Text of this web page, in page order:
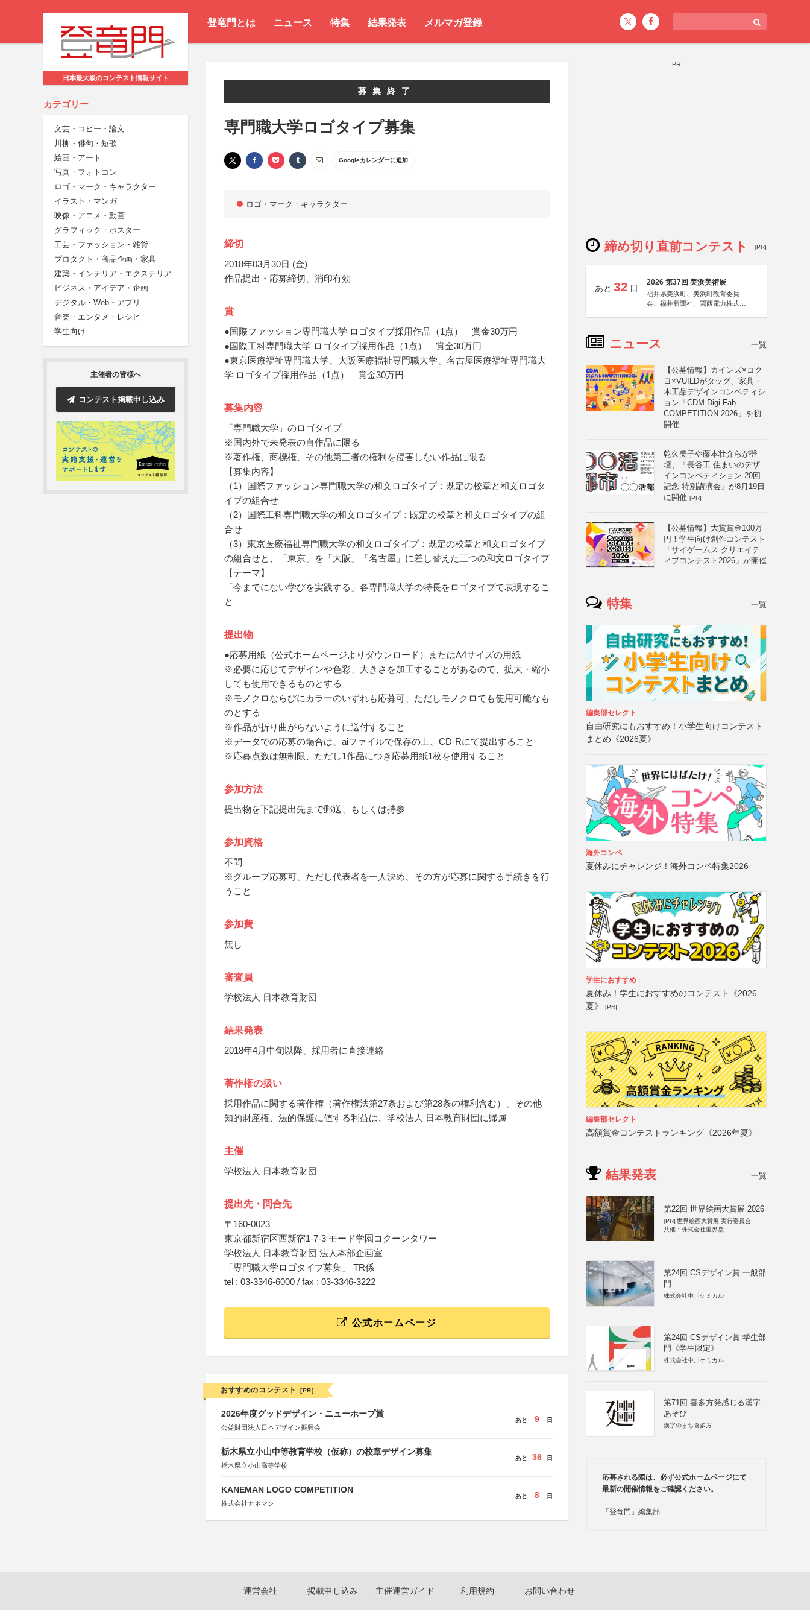
登竜門とは ニュース 特集 結果発表 メルマガ登録
日本最大級のコンテスト情報サイト
カテゴリー
文芸・コピー・論文
川柳・俳句・短歌
絵画・アート
写真・フォトコン
ロゴ・マーク・キャラクター
イラスト・マンガ
映像・アニメ・動画
グラフィック・ポスター
工芸・ファッション・雑貨
プロダクト・商品企画・家具
建築・インテリア・エクステリア
ビジネス・アイデア・企画
デジタル・Web・アプリ
音楽・エンタメ・レシピ
学生向け
主催者の皆様へ
コンテスト掲載申し込み
募集終了
専門職大学ロゴタイプ募集
Googleカレンダーに追加
ロゴ・マーク・キャラクター
締切
2018年03月30日 (金)
作品提出・応募締切、消印有効
賞
●国際ファッション専門職大学 ロゴタイプ採用作品（1点） 賞金30万円
●国際工科専門職大学 ロゴタイプ採用作品（1点） 賞金30万円
●東京医療福祉専門職大学、大阪医療福祉専門職大学、名古屋医療福祉専門職大
学 ロゴタイプ採用作品（1点） 賞金30万円
募集内容
「専門職大学」のロゴタイプ
※国内外で未発表の自作品に限る
※著作権、商標権、その他第三者の権利を侵害しない作品に限る
【募集内容】
（1）国際ファッション専門職大学の和文ロゴタイプ：既定の校章と和文ロゴタ
イプの組合せ
（2）国際工科専門職大学の和文ロゴタイプ：既定の校章と和文ロゴタイプの組
合せ
（3）東京医療福祉専門職大学の和文ロゴタイプ：既定の校章と和文ロゴタイプ
の組合せと、「東京」を「大阪」「名古屋」に差し替えた三つの和文ロゴタイプ
【テーマ】
「今までにない学びを実践する」各専門職大学の特長をロゴタイプで表現するこ
と
提出物
●応募用紙（公式ホームページよりダウンロード）またはA4サイズの用紙
※必要に応じてデザインや色彩、大きさを加工することがあるので、拡大・縮小
しても使用できるものとする
※モノクロならびにカラーのいずれも応募可、ただしモノクロでも使用可能なも
のとする
※作品が折り曲がらないように送付すること
※データでの応募の場合は、aiファイルで保存の上、CD-Rにて提出すること
※応募点数は無制限、ただし1作品につき応募用紙1枚を使用すること
参加方法
提出物を下記提出先まで郵送、もしくは持参
参加資格
不問
※グループ応募可、ただし代表者を一人決め、その方が応募に関する手続きを行
うこと
参加費
無し
審査員
学校法人 日本教育財団
結果発表
2018年4月中旬以降、採用者に直接連絡
著作権の扱い
採用作品に関する著作権（著作権法第27条および第28条の権利含む）、その他
知的財産権、法的保護に値する利益は、学校法人 日本教育財団に帰属
主催
学校法人 日本教育財団
提出先・問合先
〒160-0023
東京都新宿区西新宿1-7-3 モード学園コクーンタワー
学校法人 日本教育財団 法人本部企画室
「専門職大学ロゴタイプ募集」 TR係
tel : 03-3346-6000 / fax : 03-3346-3222
公式ホームページ
おすすめのコンテスト [PR]
2026年度グッドデザイン・ニューホープ賞
公益財団法人日本デザイン振興会
あと 9 日
栃木県立小山中等教育学校（仮称）の校章デザイン募集
栃木県立小山高等学校
あと 36 日
KANEMAN LOGO COMPETITION
株式会社カネマン
あと 8 日
PR
締め切り直前コンテスト [PR]
あと 32 日
2026 第37回 美浜美術展
福井県美浜町、美浜町教育委員
会、福井新聞社、関西電力株式会
ニュース 一覧
【公募情報】カインズ×コク
ヨ×VUILDがタッグ、家具・
木工品デザインコンペティシ
ョン「CDM Digi Fab
COMPETITION 2026」を初
開催
乾久美子や藤本壮介らが登
壇、「長谷工 住まいのデザ
インコンペティション 20回
記念 特別講演会」が8月19日
に開催 [PR]
【公募情報】大賞賞金100万
円！学生向け創作コンテスト
「サイゲームス クリエイテ
ィブコンテスト2026」が開催
特集 一覧
編集部セレクト
自由研究にもおすすめ！小学生向けコンテスト
まとめ《2026夏》
海外コンペ
夏休みにチャレンジ！海外コンペ特集2026
学生におすすめ
夏休み！学生におすすめのコンテスト《2026
夏》
[PR]
編集部セレクト
高額賞金コンテストランキング《2026年夏》
結果発表 一覧
第22回 世界絵画大賞展 2026
[PR] 世界絵画大賞展 実行委員会
共催：株式会社世界堂
第24回 CSデザイン賞 一般部
門
株式会社中川ケミカル
第24回 CSデザイン賞 学生部
門《学生限定》
株式会社中川ケミカル
第71回 喜多方発感じる漢字
あそび
漢字のまち喜多方
応募される際は、必ず公式ホームページにて
最新の開催情報をご確認ください。
「登竜門」編集部
運営会社 掲載申し込み 主催運営ガイド 利用規約 お問い合わせ